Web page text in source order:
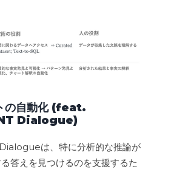
の自動化(feat.
Dialogue)
は、特に分析的な推論が
答えを見つけるのを支援するた